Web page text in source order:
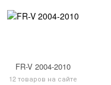
FR-V 2004-2010
12 товаров на сайте